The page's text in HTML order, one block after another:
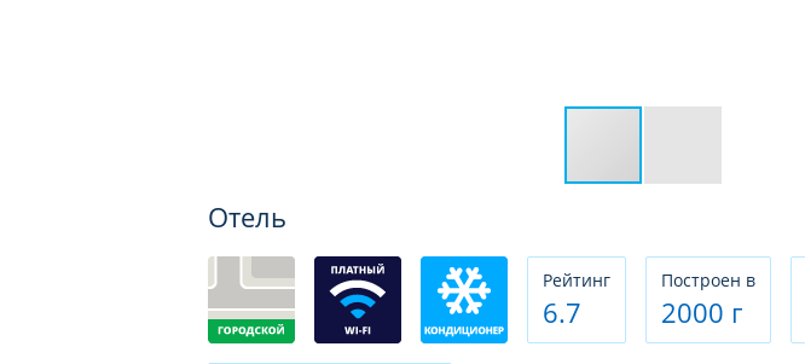
Отель
Рeйтинг
6.7
Построен в
2000 г